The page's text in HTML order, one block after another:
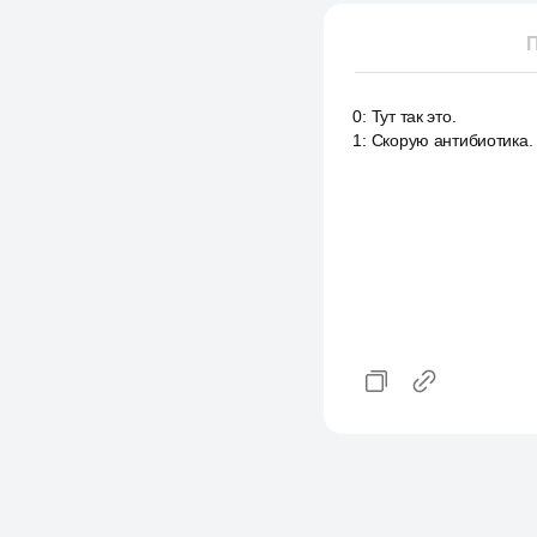
0: Тут так это.
1 : Скорую антибиотика.